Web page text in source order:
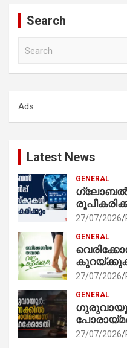
Search
h
Ads
Latest News
GENERAL
27/07/2026
GENERAL
27/07/2026
GENERAL
27/07/2026